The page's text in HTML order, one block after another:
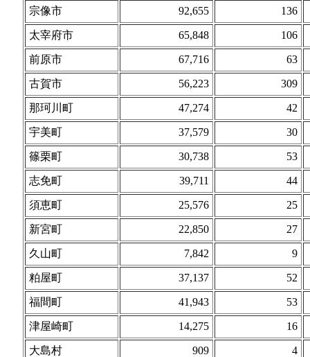
宗像市 92,655 136
太宰府市 65,848 106
前原市 67,716 63
古賀市 56,223 309
那珂川町 47,274 42
宇美町 37,579 30
篠栗町 30,738 53
志免町 39,711 44
須恵町 25,576 25
新宮町 22,850 27
久山町 7,842 9
粕屋町 37,137 52
福間町 41,943 53
津屋崎町 14,275 16
大島村 909 4